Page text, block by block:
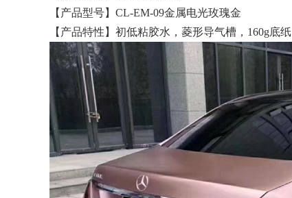
【产品型号】CL-EM-09金属电光玫瑰金
【产品特性】初低粘胶水，菱形导气槽，160g底纸